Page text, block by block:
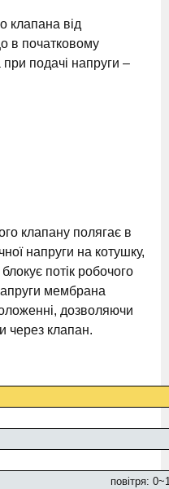
клапана від
в початковому
при подачі напруги –
клапану полягає в
напруги на котушку,
потік робочого
мембрана
дозволяючи
через клапан.
повітря: